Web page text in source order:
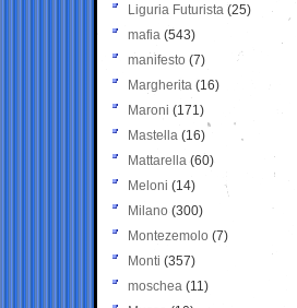
Liguria Futurista (25)
mafia (543)
manifesto (7)
Margherita (16)
Maroni (171)
Mastella (16)
Mattarella (60)
Meloni (14)
Milano (300)
Montezemolo (7)
Monti (357)
moschea (11)